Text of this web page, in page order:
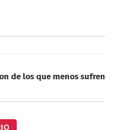
de los que menos sufren